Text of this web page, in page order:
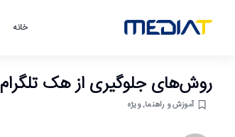
خانه
روش‌های جلوگیری از هک تلگرام
آموزش و راهنما,ویژه